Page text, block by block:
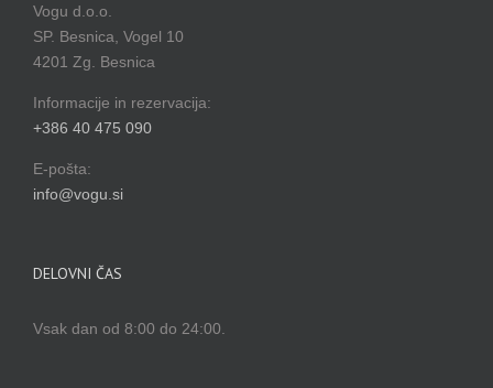
Vogu d.o.o.
SP. Besnica, Vogel 10
4201 Zg. Besnica
Informacije in rezervacija:
+386 40 475 090
E-pošta:
info@vogu.si
DELOVNI ČAS
Vsak dan od 8:00 do 24:00.